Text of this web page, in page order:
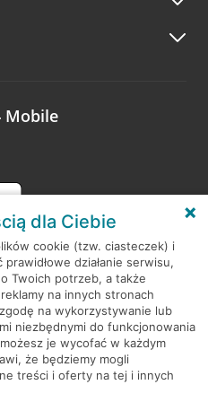
z nami opinią o wizycie.
Mobile
dla Ciebie
cookie (tzw. ciasteczek) i
działanie serwisu,
Twoich potrzeb, a także
na innych stronach
na wykorzystywanie lub
niezbędnymi do funkcjonowania
je wycofać w każdym
że będziemy mogli
treści i oferty na tej i innych